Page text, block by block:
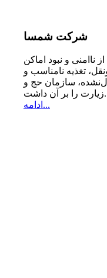
شرکت شمسا
ناامنی و نبود اماكن
تغذیه‌ نامناسب و
سازمان حج و
ادامه...